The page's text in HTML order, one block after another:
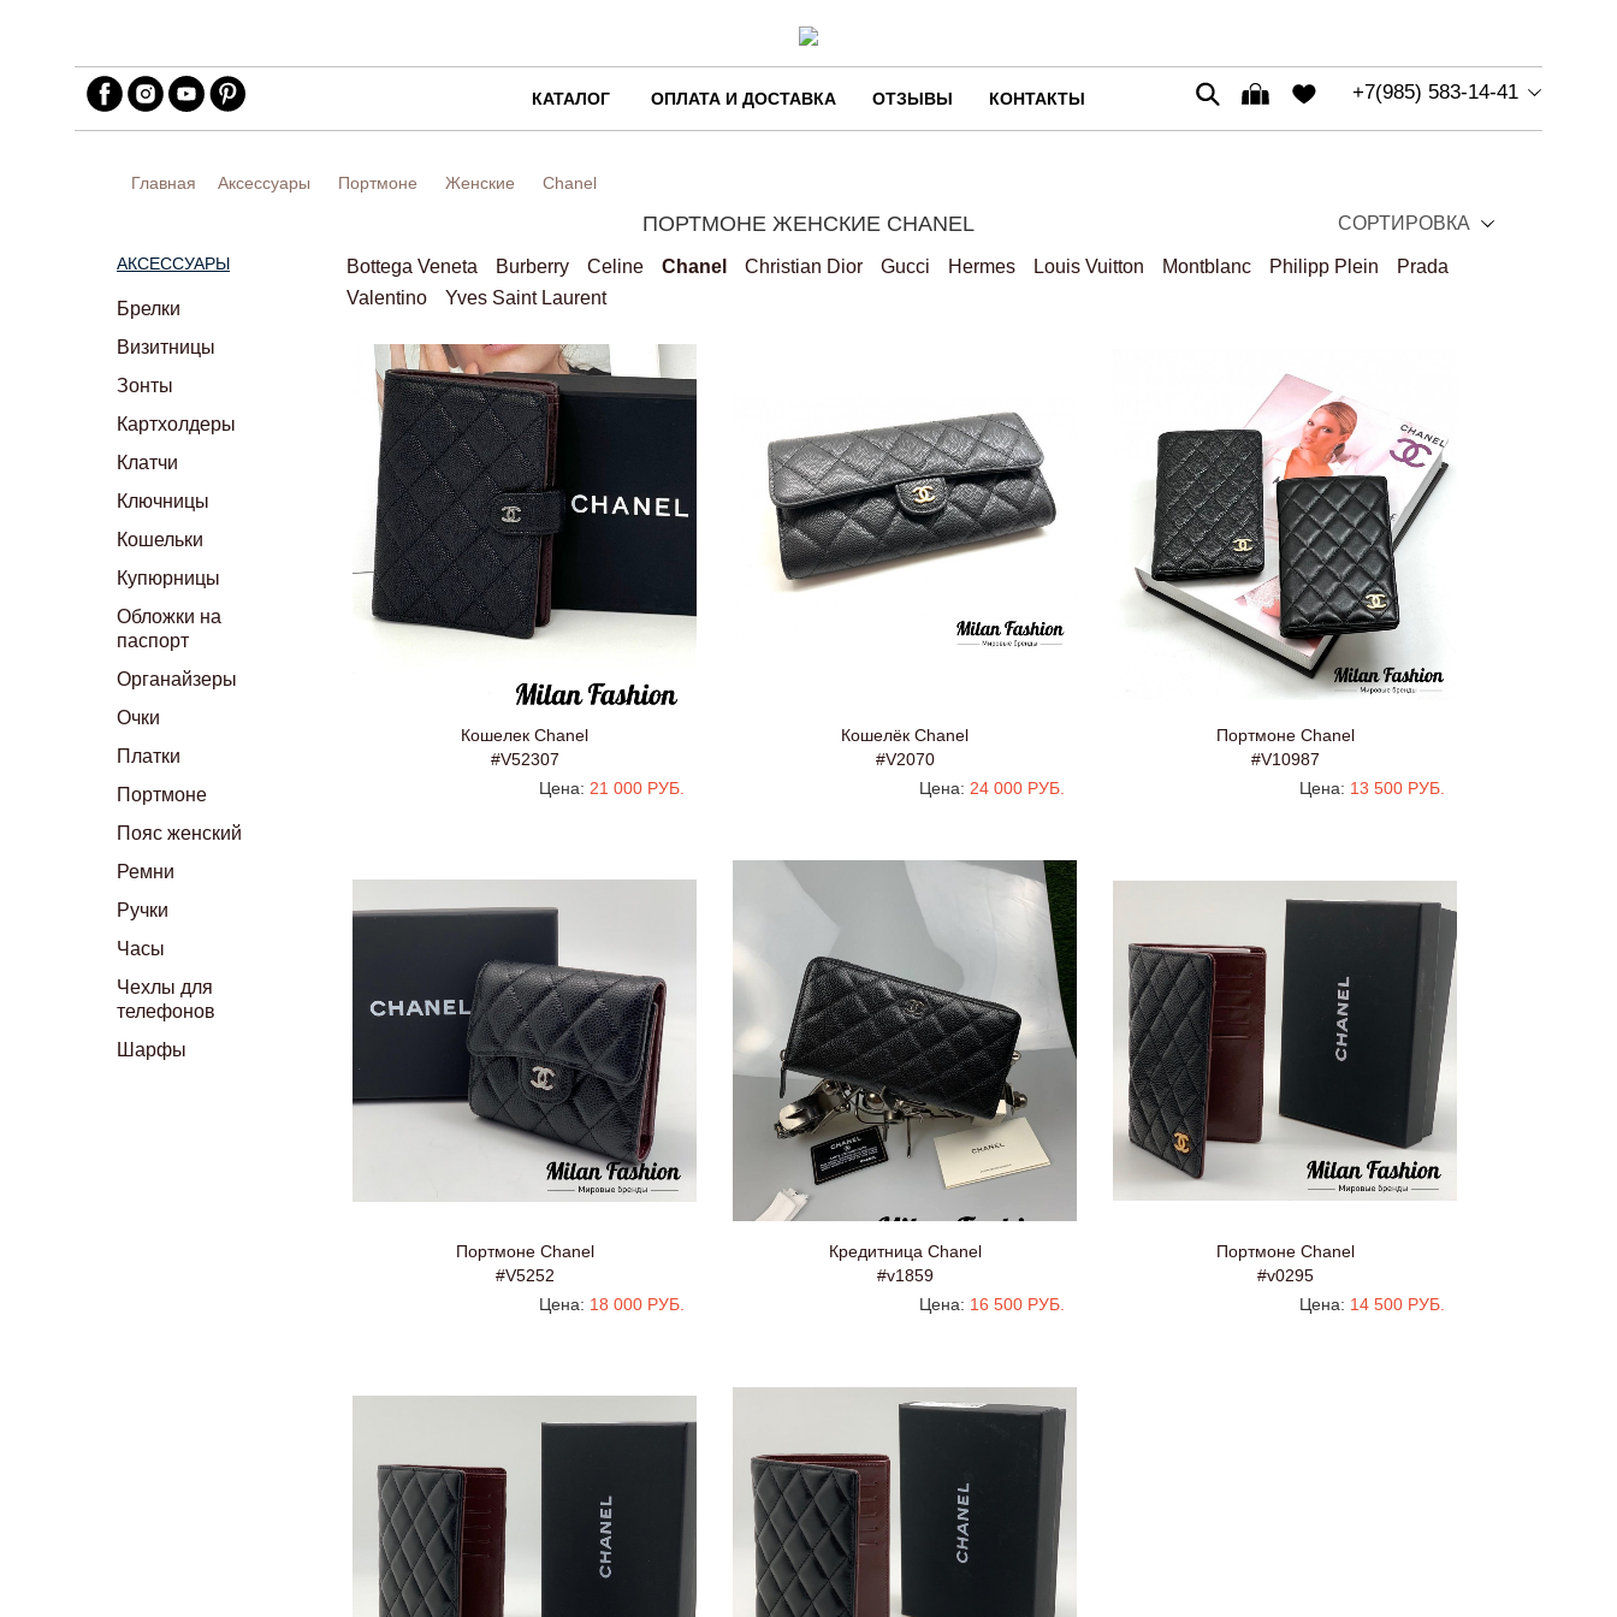
КАТАЛОГ ОПЛАТА И ДОСТАВКА ОТЗЫВЫ КОНТАКТЫ +7(985) 583-14-41
Главная Аксессуары Портмоне Женские Chanel
ПОРТМОНЕ ЖЕНСКИЕ CHANEL СОРТИРОВКА
АКСЕССУАРЫ
Брелки
Визитницы
Зонты
Картхолдеры
Клатчи
Ключницы
Кошельки
Купюрницы
Обложки на
паспорт
Органайзеры
Очки
Платки
Портмоне
Пояс женский
Ремни
Ручки
Часы
Чехлы для
телефонов
Шарфы
Bottega Veneta Burberry Celine Chanel Christian Dior Gucci Hermes Louis Vuitton Montblanc Philipp Plein
Prada
Valentino
Yves Saint Laurent
Кошелек Chanel
#V52307
Цена: 21 000 РУБ.
Кошелёк Chanel
#V2070
Цена: 24 000 РУБ.
Портмоне Chanel
#V10987
Цена: 13 500 РУБ.
Портмоне Chanel
#V5252
Цена: 18 000 РУБ.
Кредитница Chanel
#v1859
Цена: 16 500 РУБ.
Портмоне Chanel
#v0295
Цена: 14 500 РУБ.